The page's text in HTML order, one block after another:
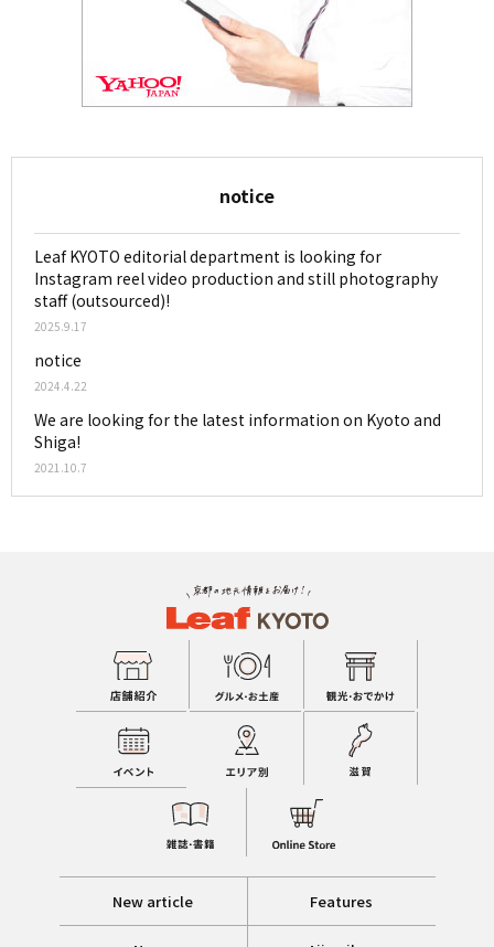
notice
Leaf KYOTO editorial department is looking for
Instagram reel video production and still photography
staff (outsourced)!
2025.9.17
notice
2024.4.22
We are looking for the latest information on Kyoto and
Shiga!
2021.10.7
New article Features